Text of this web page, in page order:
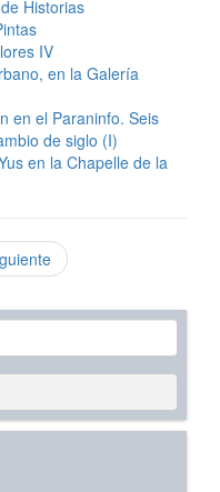
Historias
IV
en la Galería
en el Paraninfo. Seis
de siglo (I)
en la Chapelle de la